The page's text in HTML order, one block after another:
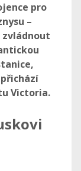
pro
–
zvládnout
Victoria.